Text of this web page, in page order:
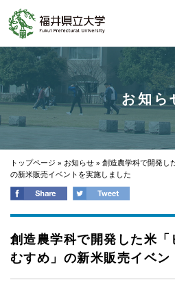
お知ら
トップページ » お知らせ » 創造農学科で開発し
の新米販売イベントを実施しました
創造農学科で開発した米「
むすめ」の新米販売イベ